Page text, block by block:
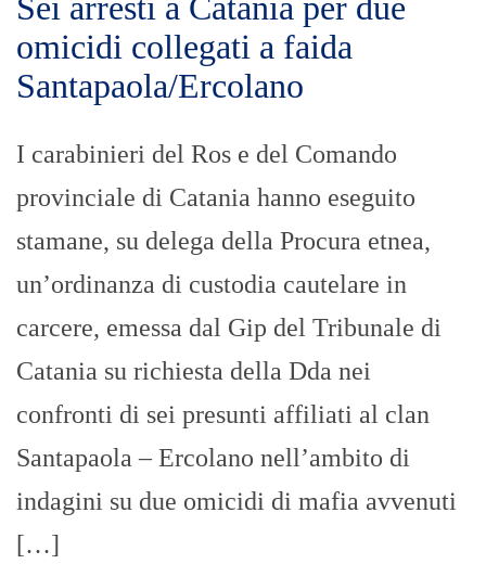
Sei arresti a Catania per due
omicidi collegati a faida
Santapaola/Ercolano
I carabinieri del Ros e del Comando
provinciale di Catania hanno eseguito
stamane, su delega della Procura etnea,
un’ordinanza di custodia cautelare in
carcere, emessa dal Gip del Tribunale di
Catania su richiesta della Dda nei
confronti di sei presunti affiliati al clan
Santapaola – Ercolano nell’ambito di
indagini su due omicidi di mafia avvenuti
[…]